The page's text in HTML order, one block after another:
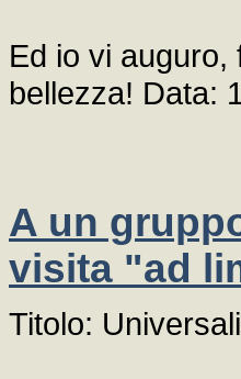
Ed io vi
bellezza! Data:
A un
visita "ad
Titolo: